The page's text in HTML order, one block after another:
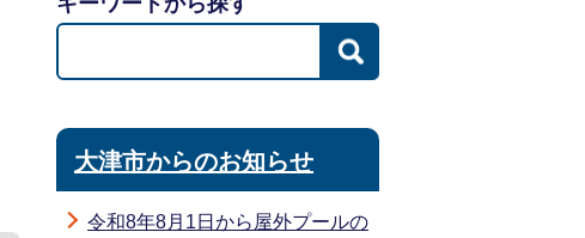
大津市からのお知らせ
令和8年8月1日から屋外プールの